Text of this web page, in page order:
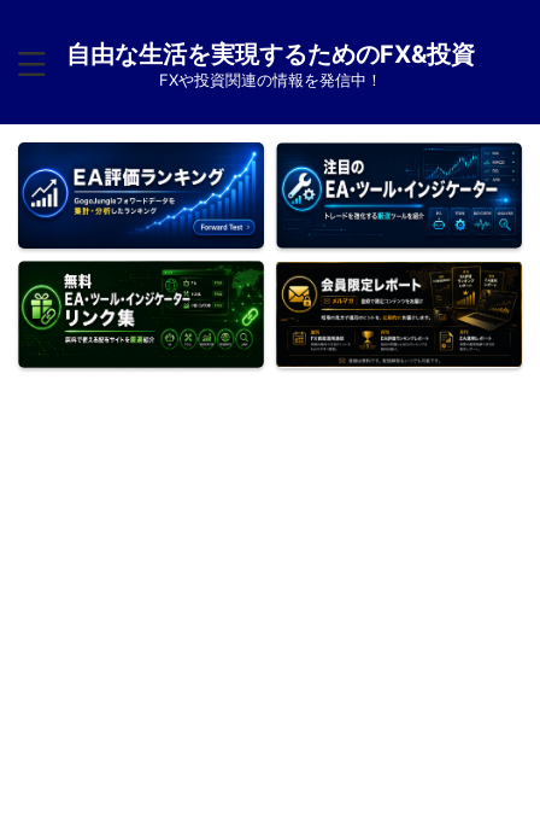
自由な生活を実現するためのFX&投資
FXや投資関連の情報を発信中！